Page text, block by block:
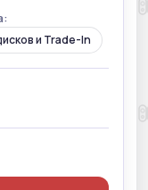
и Trade-In